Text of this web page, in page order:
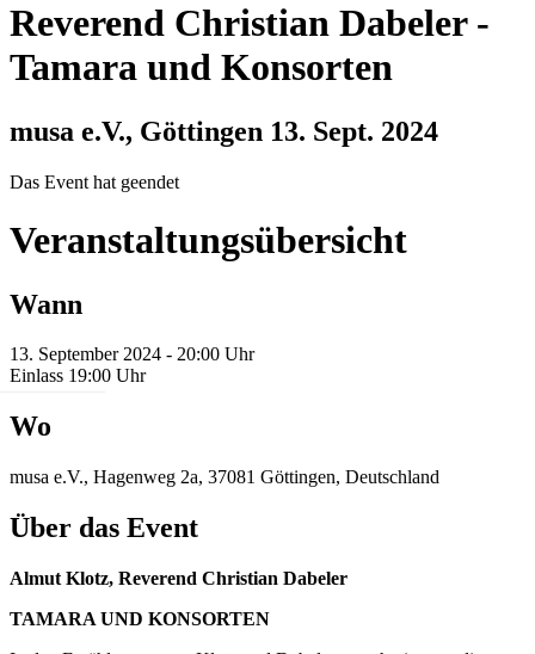
Reverend Christian Dabeler -
Tamara und Konsorten
musa e.V., Göttingen 13. Sept. 2024
Das Event hat geendet
Veranstaltungsübersicht
Wann
13. September 2024 - 20:00 Uhr
Einlass 19:00 Uhr
Wo
musa e.V., Hagenweg 2a, 37081 Göttingen, Deutschland
Über das Event
Almut Klotz, Reverend Christian Dabeler
TAMARA UND KONSORTEN